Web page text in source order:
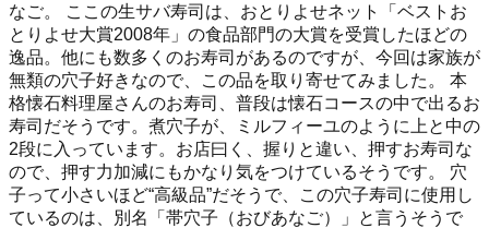
なご。 ここの生サバ寿司は、おとりよせネット「ベストお
とりよせ大賞2008年」の食品部門の大賞を受賞したほどの
逸品。他にも数多くのお寿司があるのですが、今回は家族が
無類の穴子好きなので、この品を取り寄せてみました。 本
格懐石料理屋さんのお寿司、普段は懐石コースの中で出るお
寿司だそうです。煮穴子が、ミルフィーユのように上と中の
2段に入っています。お店曰く、握りと違い、押すお寿司な
ので、押す力加減にもかなり気をつけているそうです。 穴
子って小さいほど“高級品”だそうで、この穴子寿司に使用し
ているのは、別名「帯穴子（おびあなご）」と言うそうで